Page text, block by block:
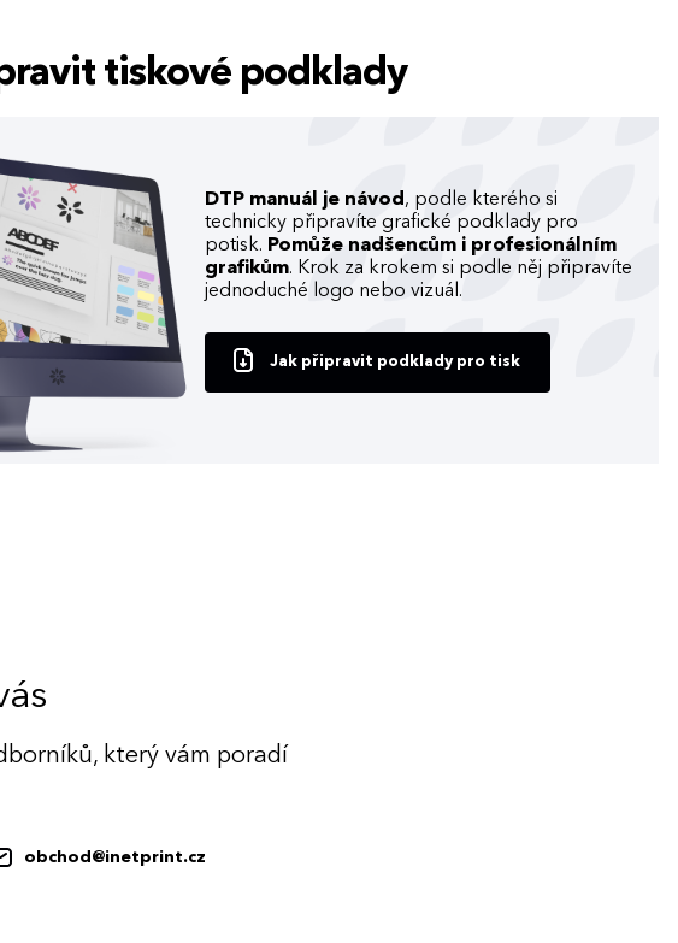
tiskové podklady
DTP manuál je návod , podle kterého si
technicky připravíte grafické podklady pro
potisk. Pomůže nadšencům i profesionálním
grafikům. Krok za krokem si podle něj připravíte
jednoduché logo nebo vizuál.
Jak připravit podklady pro tisk
který vám poradí
obchod@inetprint.cz